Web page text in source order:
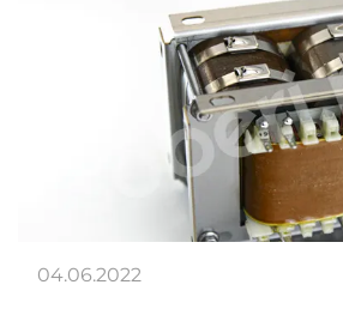
04.06.2022